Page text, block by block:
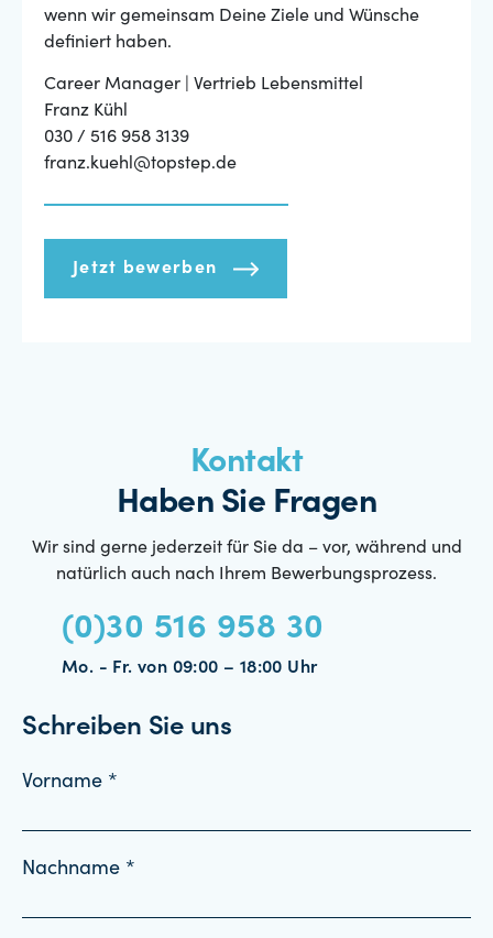
wenn wir gemeinsam Deine Ziele und Wünsche
definiert haben.
Career Manager | Vertrieb Lebensmittel
Franz Kühl
030 / 516 958 3139
franz.kuehl@topstep.de
Jetzt bewerben
Kontakt
Haben Sie Fragen
Wir sind gerne jederzeit für Sie da – vor, während und
natürlich auch nach Ihrem Bewerbungsprozess.
(0)30 516 958 30
Mo. - Fr. von 09:00 – 18:00 Uhr
Schreiben Sie uns
Vorname *
Nachname *